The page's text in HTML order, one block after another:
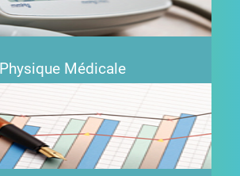
Physique Médicale
+